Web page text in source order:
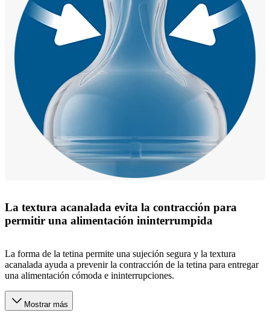
La textura acanalada evita la contracción para
permitir una alimentación ininterrumpida
La forma de la tetina permite una sujeción segura y la textura
acanalada ayuda a prevenir la contracción de la tetina para entregar
una alimentación cómoda e ininterrupciones.
Mostrar más